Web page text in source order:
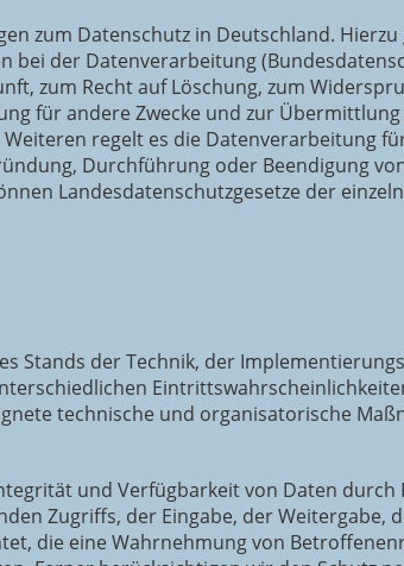
zum Datenschutz in Deutschland.
bei der Datenverarbeitung
zum Recht auf Löschung, zum
für andere Zwecke und zur Übermittlung
regelt es die Datenverarbeitung
Durchführung oder Beendigung
Landesdatenschutzgesetze der
Stands der Technik, der
technische und organisatorische
und Verfügbarkeit von Daten durch
Zugriffs, der Eingabe, der Weitergabe,
die eine Wahrnehmung von